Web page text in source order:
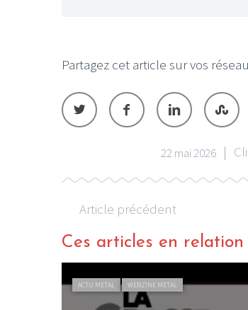
Partagez cet article sur vos
22 mai 2026 |
Article précédent
Ces articles en relation
ACTU METAL WEBZINE METAL